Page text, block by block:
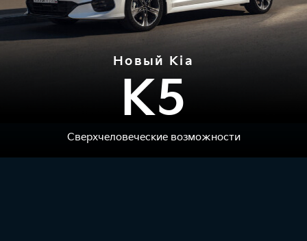
Новый Kia
K5
Сверхчеловеческие возможности